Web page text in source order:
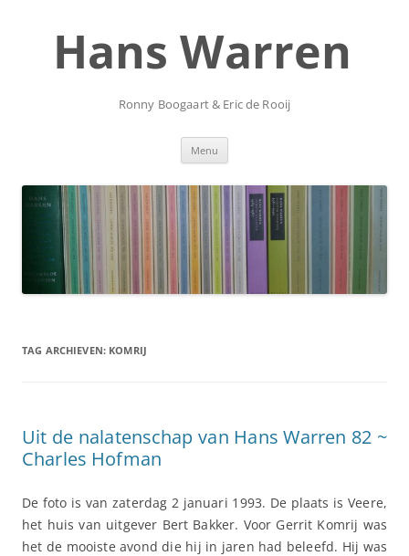
inhoudHans Warren
Ronny Boogaart & Eric de Rooij
Menu
TAG ARCHIEVEN: KOMRIJ
Uit de nalatenschap van Hans Warren 82 ~
Charles Hofman
De foto is van zaterdag 2 januari 1993. De plaats is Veere,
het huis van uitgever Bert Bakker. Voor Gerrit Komrij was
het de mooiste avond die hij in jaren had beleefd. Hij was